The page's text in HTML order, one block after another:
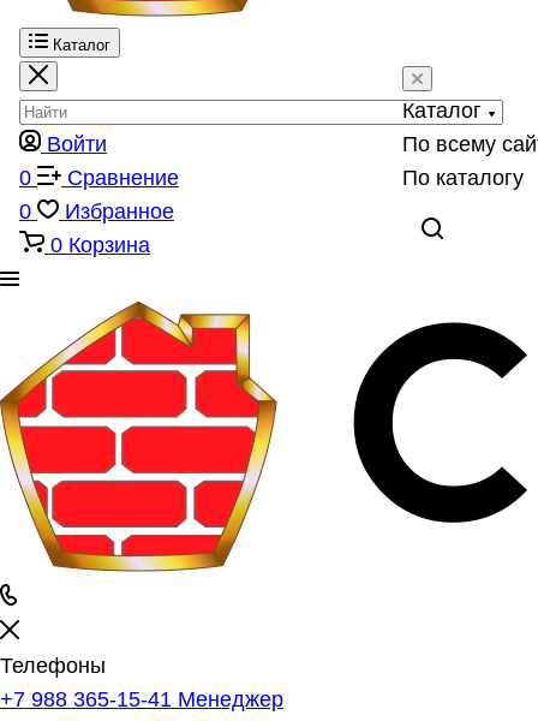
Каталог
Каталог
По всему
По каталогу
Войти
0
Сравнение
0
Избранное
0 Корзина
Телефоны
+7 988 365-15-41 Менеджер